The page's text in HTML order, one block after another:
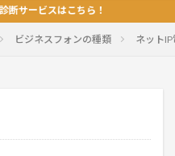
ービスはこちら！
ビジネスフォンの種類 ネット